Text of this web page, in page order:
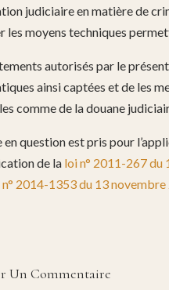
judiciaire en matière de
les moyens techniques
autorisés par le
ainsi captées et de les
comme de la douane
en question est pris pour
de la loi n° 2011-267 du
n° 2014-1353 du 13
Un Commentaire